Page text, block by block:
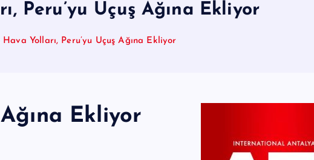
Peru’yu Uçuş Ağına Ekliyor
Hava Yolları, Peru’yu Uçuş Ağına Ekliyor
Ekliyor